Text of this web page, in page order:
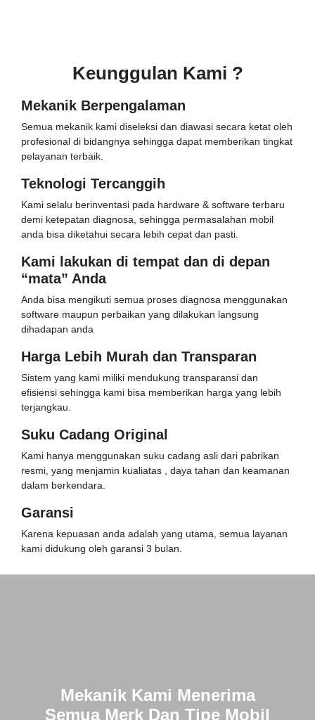
Keunggulan Kami ?
Mekanik Berpengalaman
Semua mekanik kami diseleksi dan diawasi secara ketat oleh
profesional di bidangnya sehingga dapat memberikan tingkat
pelayanan terbaik.
Teknologi Tercanggih
Kami selalu berinventasi pada hardware & software terbaru
demi ketepatan diagnosa, sehingga permasalahan mobil
anda bisa diketahui secara lebih cepat dan pasti.
Kami lakukan di tempat dan di depan
“mata” Anda
Anda bisa mengikuti semua proses diagnosa menggunakan
software maupun perbaikan yang dilakukan langsung
dihadapan anda
Harga Lebih Murah dan Transparan
Sistem yang kami miliki mendukung transparansi dan
efisiensi sehingga kami bisa memberikan harga yang lebih
terjangkau.
Suku Cadang Original
Kami hanya menggunakan suku cadang asli dari pabrikan
resmi, yang menjamin kualiatas , daya tahan dan keamanan
dalam berkendara.
Garansi
Karena kepuasan anda adalah yang utama, semua layanan
kami didukung oleh garansi 3 bulan.
Mekanik Kami Menerima
Semua Merk Dan Tipe Mobil